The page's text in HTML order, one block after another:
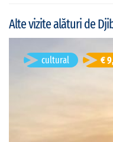
Alte vizite alături de
cultural €